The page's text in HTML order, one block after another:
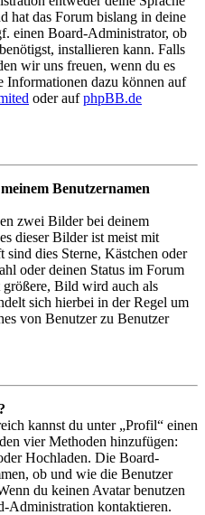
hat das Forum bislang in deine
einen Board-Administrator, ob
installieren kann. Falls
wir uns freuen, wenn du es
Informationen dazu können auf
oder aufphpBB.de
Benutzernamen
zwei Bilder bei deinem
dieser Bilder ist meist mit
dies Sterne, Kästchen oder
oder deinen Status im Forum
größere, Bild wird auch als
sich hierbei in der Regel um
von Benutzer zu Benutzer
kannst du unter „Profil“ einen
vier Methoden hinzufügen:
Hochladen. Die Board-
ob und wie die Benutzer
du keinen Avatar benutzen
Administration kontaktieren.